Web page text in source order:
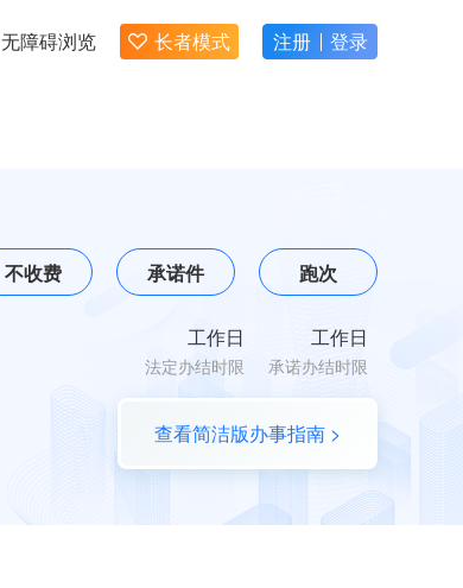
无障碍浏览 长者模式 注册 登录
不收费 承诺件 跑次
工作日
法定办结时限
工作日
承诺办结时限
查看简洁版办事指南 >